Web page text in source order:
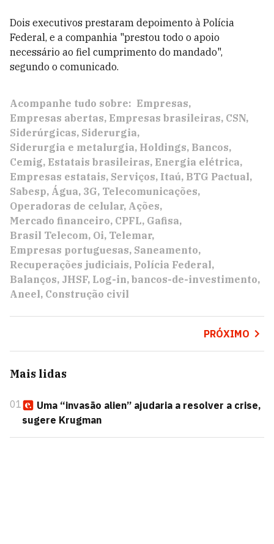
Dois executivos prestaram depoimento à Polícia
Federal, e a companhia "prestou todo o apoio
necessário ao fiel cumprimento do mandado",
segundo o comunicado.
Acompanhe tudo sobre: Empresas
Empresas abertas Empresas brasileiras CSN
Siderúrgicas Siderurgia
Siderurgia e metalurgia Holdings Bancos
Cemig Estatais brasileiras Energia elétrica
Empresas estatais Serviços Itaú BTG Pactual
Sabesp Água 3G Telecomunicações
Operadoras de celular Ações
Mercado financeiro CPFL Gafisa
Brasil Telecom Oi Telemar
Empresas portuguesas Saneamento
Recuperações judiciais Polícia Federal
Balanços JHSF Log-in bancos-de-investimento
Aneel Construção civil
PRÓXIMO
Mais lidas
01
Uma “invasão alien” ajudaria a resolver a crise,
sugere Krugman